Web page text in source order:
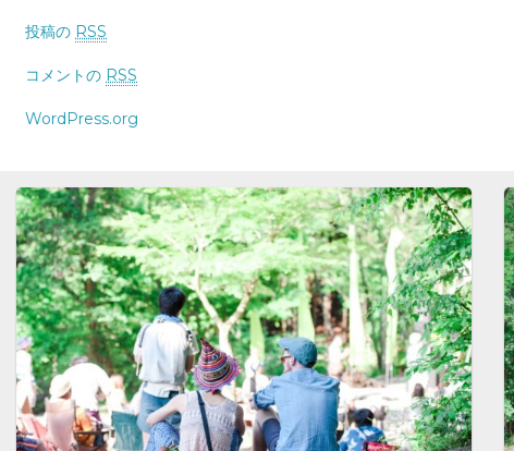
投稿の RSS
コメントの RSS
WordPress.org